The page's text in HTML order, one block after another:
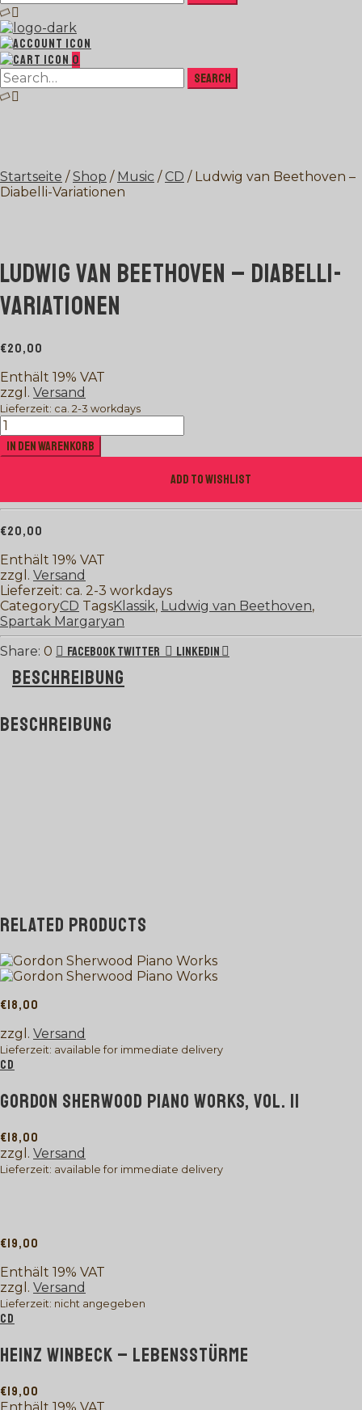
0
Startseite /Shop / Music / CD / Ludwig van Beethoven –
Diabelli-Variationen
LUDWIG VAN BEETHOVEN – DIABELLI-
VARIATIONEN
€20,00
Enthält 19% VAT
zzgl. Versand
Lieferzeit: ca. 2-3 workdays
Ludwig
van
Beethoven
Variationen
Menge
In den Warenkorb
Add to wishlist
€20,00
Enthält 19% VAT
zzgl. Versand
Lieferzeit: ca. 2-3 workdays
CategoryCD TagsKlassik, Ludwig van Beethoven,
Spartak Margaryan
0
FacebookTwitter LinkedIn
BESCHREIBUNG
BESCHREIBUNG
RELATED PRODUCTS
€18,00
zzgl. Versand
Lieferzeit: available for immediate delivery
CD
GORDON SHERWOOD PIANO WORKS, VOL. II
€18,00
zzgl. Versand
Lieferzeit: available for immediate delivery
€19,00
Enthält 19% VAT
zzgl. Versand
Lieferzeit: nicht angegeben
CD
HEINZ WINBECK – LEBENSSTÜRME
€19,00